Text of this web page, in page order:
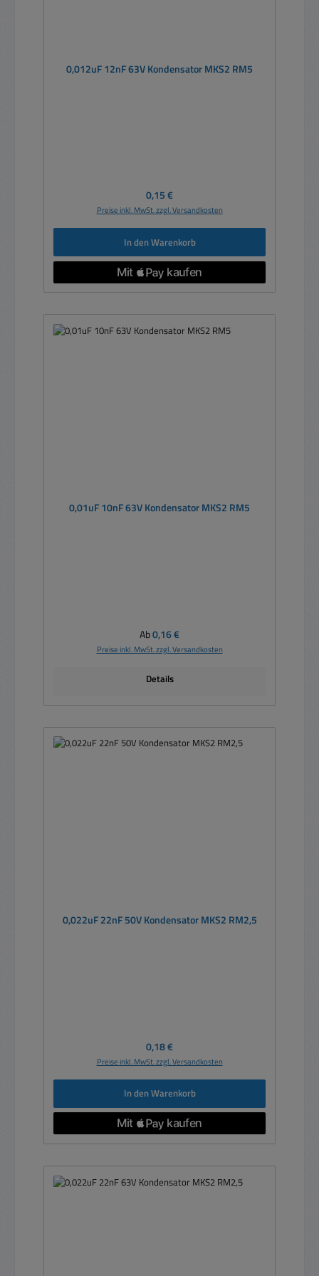
0,012uF 12nF 63V Kondensator MKS2 RM5
Regulärer Preis:
0,15 €
Preise inkl. MwSt. zzgl. Versandkosten
In den Warenkorb
0,01uF 10nF 63V Kondensator MKS2 RM5
Regulärer Preis:
Ab0,16 €
Preise inkl. MwSt. zzgl. Versandkosten
Details
0,022uF 22nF 50V Kondensator MKS2 RM2,5
Regulärer Preis:
0,18 €
Preise inkl. MwSt. zzgl. Versandkosten
In den Warenkorb